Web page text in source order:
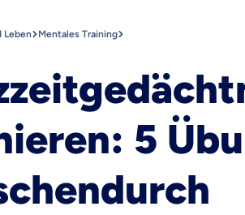
Leben Mentales Training
5